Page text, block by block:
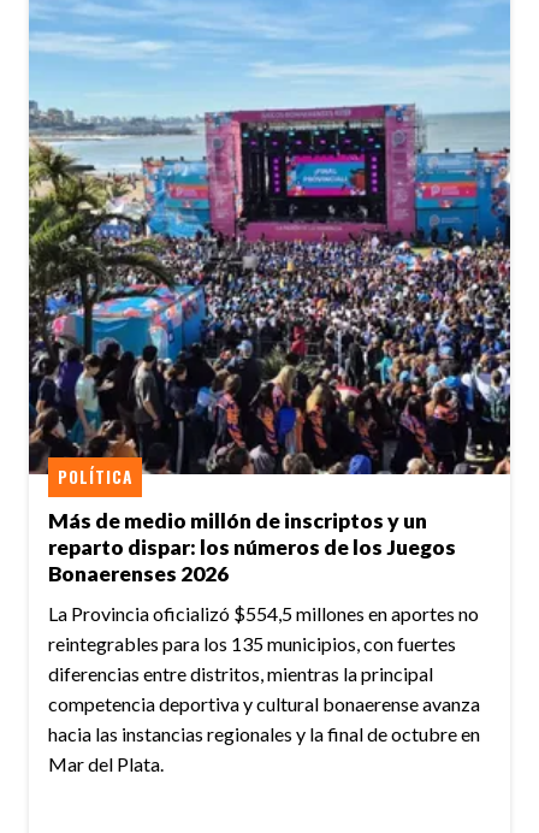
Más de medio millón de inscriptos y un
reparto dispar: los números de los Juegos
Bonaerenses 2026
POLÍTICA
La Provincia oficializó $554,5 millones en aportes no
reintegrables para los 135 municipios, con fuertes
diferencias entre distritos, mientras la principal
competencia deportiva y cultural bonaerense avanza
hacia las instancias regionales y la final de octubre en
Mar del Plata.